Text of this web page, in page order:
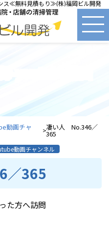
≪無料見積もり≫(株)福岡ビル開発
-youtube動画
動画チャ 凄い人 No.346／
365
動画チャンネル
／365
た方へ訪問